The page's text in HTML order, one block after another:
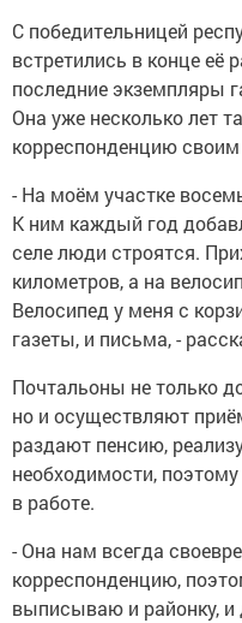
С победительницей
встретились в конце её
последние экземпляры
Она уже несколько лет
корреспонденцию
- На моём участке
К ним каждый год
селе люди строятся.
километров, а на
Велосипед у меня с
газеты, и письма, -
Почтальоны не только
но и осуществляют
раздают пенсию,
необходимости,
в работе.
- Она нам всегда
корреспонденцию,
выписываю и районку, и